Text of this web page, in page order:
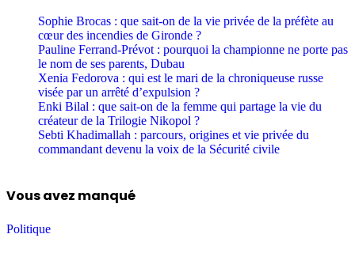
Sophie Brocas : que sait-on de la vie privée de la préfète au
cœur des incendies de Gironde ?
Pauline Ferrand-Prévot : pourquoi la championne ne porte pas
le nom de ses parents, Dubau
Xenia Fedorova : qui est le mari de la chroniqueuse russe
visée par un arrêté d’expulsion ?
Enki Bilal : que sait-on de la femme qui partage la vie du
créateur de la Trilogie Nikopol ?
Sebti Khadimallah : parcours, origines et vie privée du
commandant devenu la voix de la Sécurité civile
Vous avez manqué
Politique